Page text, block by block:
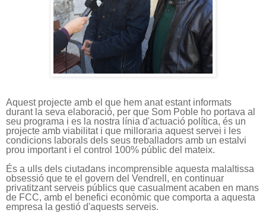
Aquest projecte amb el que hem anat estant informats
durant la seva elaboració, per que Som Poble ho portava al
seu programa i es la nostra línia d'actuació política, és un
projecte amb viabilitat i que milloraria aquest servei i les
condicions laborals dels seus treballadors amb un estalvi
prou important i el control 100% públic del mateix.
És a ulls dels ciutadans incomprensible aquesta malaltissa
obsessió que te el govern del Vendrell, en continuar
privatitzant serveis públics que casualment acaben en mans
de FCC, amb el benefici econòmic que comporta a aquesta
empresa la gestió d'aquests serveis.